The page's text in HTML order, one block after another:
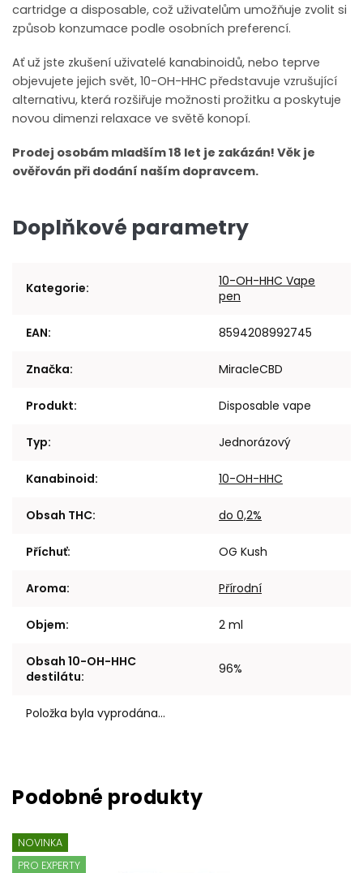
cartridge a disposable, což uživatelům umožňuje zvolit si
způsob konzumace podle osobních preferencí.
Ať už jste zkušení uživatelé kanabinoidů, nebo teprve
objevujete jejich svět, 10-OH-HHC představuje vzrušující
alternativu, která rozšiřuje možnosti prožitku a poskytuje
novou dimenzi relaxace ve světě konopí.
Prodej osobám mladším 18 let je zakázán! Věk je
ověřován při dodání naším dopravcem.
Doplňkové parametry
Kategorie:
10-OH-HHC Vape
pen
EAN: 8594208992745
Značka: MiracleCBD
Produkt: Disposable vape
Typ: Jednorázový
Kanabinoid: 10-OH-HHC
Obsah THC: do 0,2%
Příchuť: OG Kush
Aroma: Přírodní
Objem: 2 ml
Obsah 10-OH-HHC
destilátu: 96%
Položka byla vyprodána…
NOVINKA
PRO EXPERTY